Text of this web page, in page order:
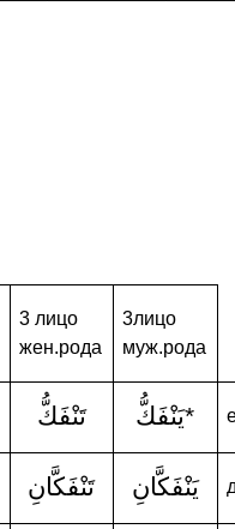
3 лицо
жен.рода
3лицо
муж.рода
تَنْفَكُّ يَنْفَكُّ*
تَنْفَكَّانِ يَنْفَكَّانِ